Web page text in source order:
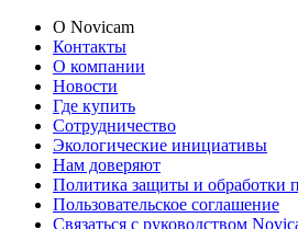
О Novicam
Контакты
О компании
Новости
Где купить
Сотрудничество
Экологические инициативы
Нам доверяют
Политика защиты и обработки
Пользовательское соглашение
Связаться с руководством